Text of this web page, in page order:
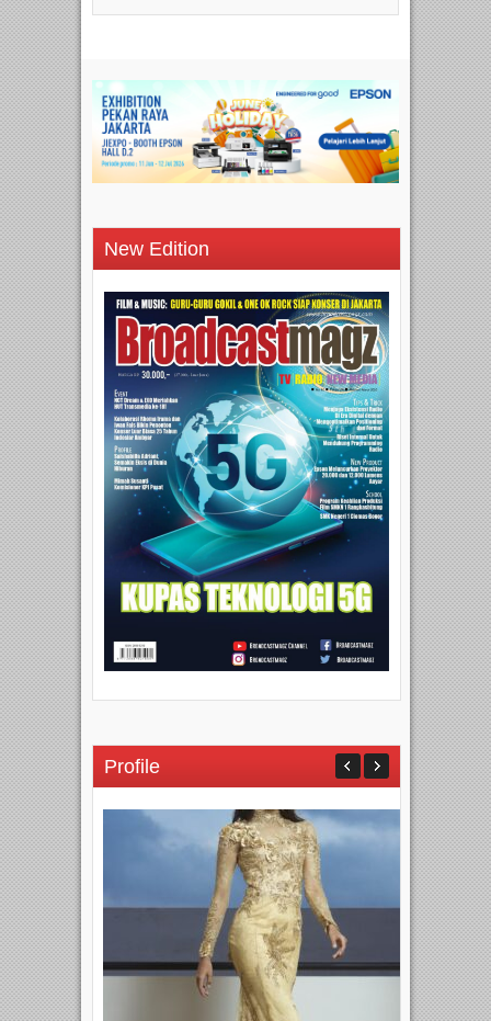
New Edition
Profile